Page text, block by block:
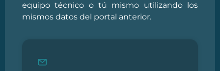
equipo técnico o tú mismo utilizando los
mismos datos del portal anterior.